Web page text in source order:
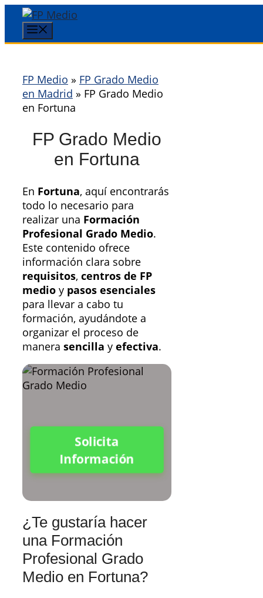
Saltar
contenido
FP Medio » FP Grado Medio
en Madrid » FP Grado Medio
en Fortuna
FP Grado Medio
en Fortuna
En Fortuna, aquí encontrarás
todo lo necesario para
realizar una Formación
Profesional Grado Medio.
Este contenido ofrece
información clara sobre
requisitos, centros de FP
medio y pasos esenciales
para llevar a cabo tu
formación, ayudándote a
organizar el proceso de
manera sencilla y efectiva.
Solicita
Información
¿Te gustaría hacer
una Formación
Profesional Grado
Medio en Fortuna?